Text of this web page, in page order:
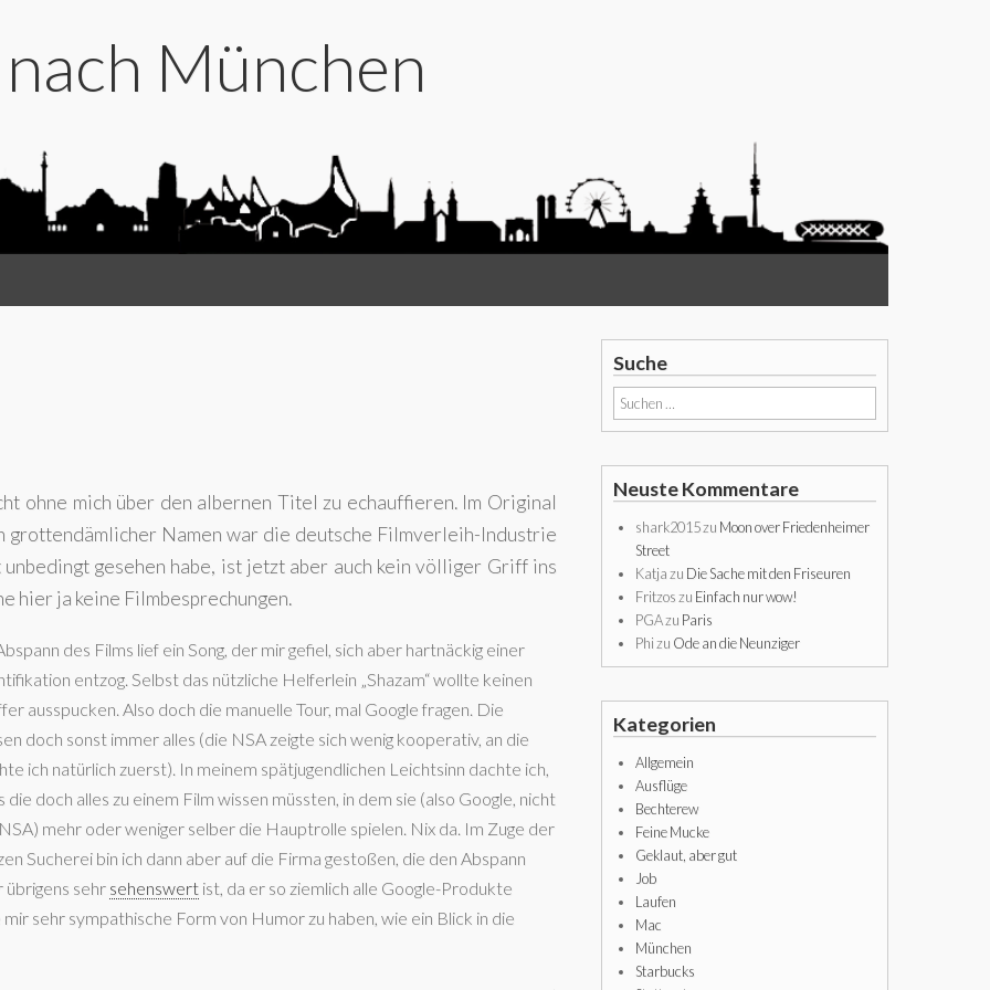
München
ohne mich über den albernen Titel zu echauffieren. Im Original
grottendämlicher Namen war die deutsche Filmverleih-Industrie
gesehen habe, ist jetzt aber auch kein völliger Griff ins
hier ja keine Filmbesprechungen.
des Films lief ein Song, der mir gefiel, sich aber hartnäckig einer
entzog. Selbst das nützliche Helferlein „Shazam“ wollte keinen
ausspucken. Also doch die manuelle Tour, mal Google fragen. Die
doch sonst immer alles (die NSA zeigte sich wenig kooperativ, an die
ich natürlich zuerst). In meinem spätjugendlichen Leichtsinn dachte ich,
die doch alles zu einem Film wissen müssten, in dem sie (also Google, nicht
mehr oder weniger selber die Hauptrolle spielen. Nix da. Im Zuge der
Sucherei bin ich dann aber auf die Firma gestoßen, die den Abspann
übrigens sehr sehenswert ist, da er so ziemlich alle Google-Produkte
sehr sympathische Form von Humor zu haben, wie ein Blick in die
Suche
Suchen
nach:
Neuste Kommentare
shark2015zu Moon over Friedenheimer
Street
Katjazu Die Sache mit den Friseuren
Fritzoszu Einfach nur wow!
PGAzu Paris
Phizu Ode an die Neunziger
Kategorien
Allgemein
Ausflüge
Bechterew
Feine Mucke
Geklaut, aber gut
Job
Laufen
Mac
München
Starbucks